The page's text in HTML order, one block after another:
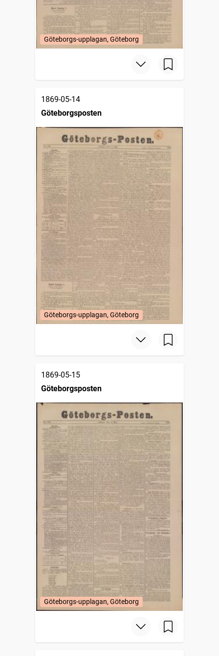
Göteborgs-upplagan, Göteborg
1869-05-14
Göteborgsposten
Göteborgs-upplagan, Göteborg
1869-05-15
Göteborgsposten
Göteborgs-upplagan, Göteborg